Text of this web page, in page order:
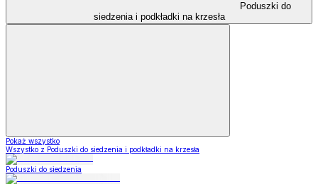
Poduszki do
siedzenia i podkładki na krzesła
Pokaż wszystko
Wszystko z Poduszki do siedzenia i podkładki na krzesła
Poduszki do siedzenia